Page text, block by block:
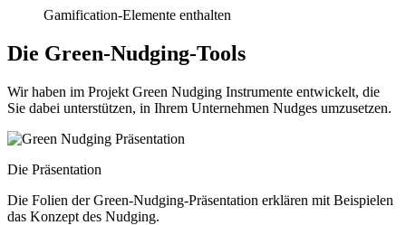
Gamification-Elemente enthalten
Die Green-Nudging-Tools
Wir haben im Projekt Green Nudging Instrumente entwickelt, die
Sie dabei unterstützen, in Ihrem Unternehmen Nudges umzusetzen.
Die Präsentation
Die Folien der Green-Nudging-Präsentation erklären mit Beispielen
das Konzept des Nudging.